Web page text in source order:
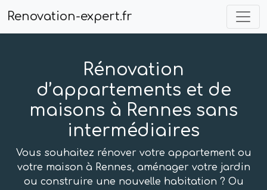
Renovation-expert.fr
Rénovation
d’appartements et de
maisons à Rennes sans
intermédiaires
Vous souhaitez rénover votre appartement ou
votre maison à Rennes, aménager votre jardin
ou construire une nouvelle habitation ? Ou